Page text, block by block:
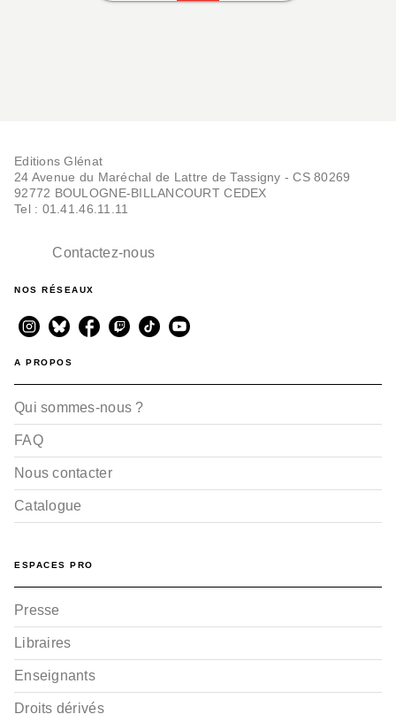
Editions Glénat
24 Avenue du Maréchal de Lattre de Tassigny - CS 80269
92772 BOULOGNE-BILLANCOURT CEDEX
Tel : 01.41.46.11.11
Contactez-nous
NOS RÉSEAUX
A PROPOS
Qui sommes-nous ?
FAQ
Nous contacter
Catalogue
ESPACES PRO
Presse
Libraires
Enseignants
Droits dérivés